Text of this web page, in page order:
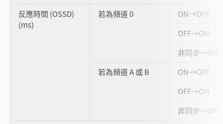
反應時間 (OSSD)
(ms)
若為頻道 0
ON→OFF
OFF→ON
非同步→ON
若為頻道 A 或 B
ON→OFF
OFF→ON
非同步→ON